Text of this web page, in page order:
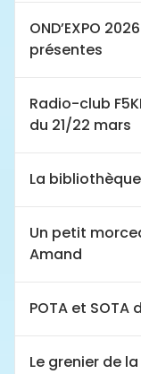
OND’EXPO
présentes
Radio-club
du 21/22 mars
La bibliothèque
Un petit
Amand
POTA et SOTA
Le grenier de